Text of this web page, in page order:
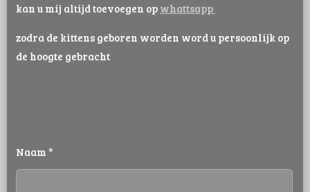
kan u mij altijd toevoegen op whattsapp
zodra de kittens geboren worden word u persoonlijk op
de hoogte gebracht
Naam *